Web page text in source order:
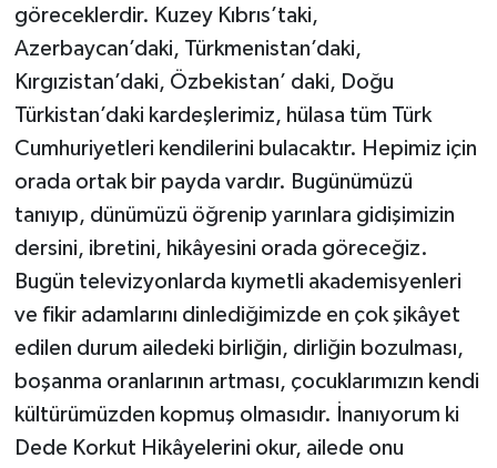
göreceklerdir. Kuzey Kıbrıs’taki,
Azerbaycan’daki, Türkmenistan’daki,
Kırgızistan’daki, Özbekistan’ daki, Doğu
Türkistan’daki kardeşlerimiz, hülasa tüm Türk
Cumhuriyetleri kendilerini bulacaktır. Hepimiz için
orada ortak bir payda vardır. Bugünümüzü
tanıyıp, dünümüzü öğrenip yarınlara gidişimizin
dersini, ibretini, hikâyesini orada göreceğiz.
Bugün televizyonlarda kıymetli akademisyenleri
ve fikir adamlarını dinlediğimizde en çok şikâyet
edilen durum ailedeki birliğin, dirliğin bozulması,
boşanma oranlarının artması, çocuklarımızın kendi
kültürümüzden kopmuş olmasıdır. İnanıyorum ki
Dede Korkut Hikâyelerini okur, ailede onu